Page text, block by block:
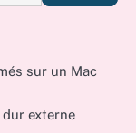
sur un Mac
externe